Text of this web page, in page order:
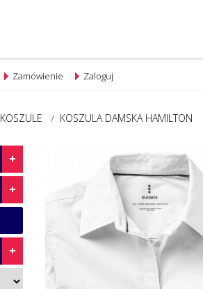
Zaloguj
Zamówienie
KOSZULE / KOSZULA DAMSKA HAMILTON